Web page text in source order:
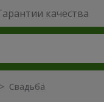
качества
Свадьба